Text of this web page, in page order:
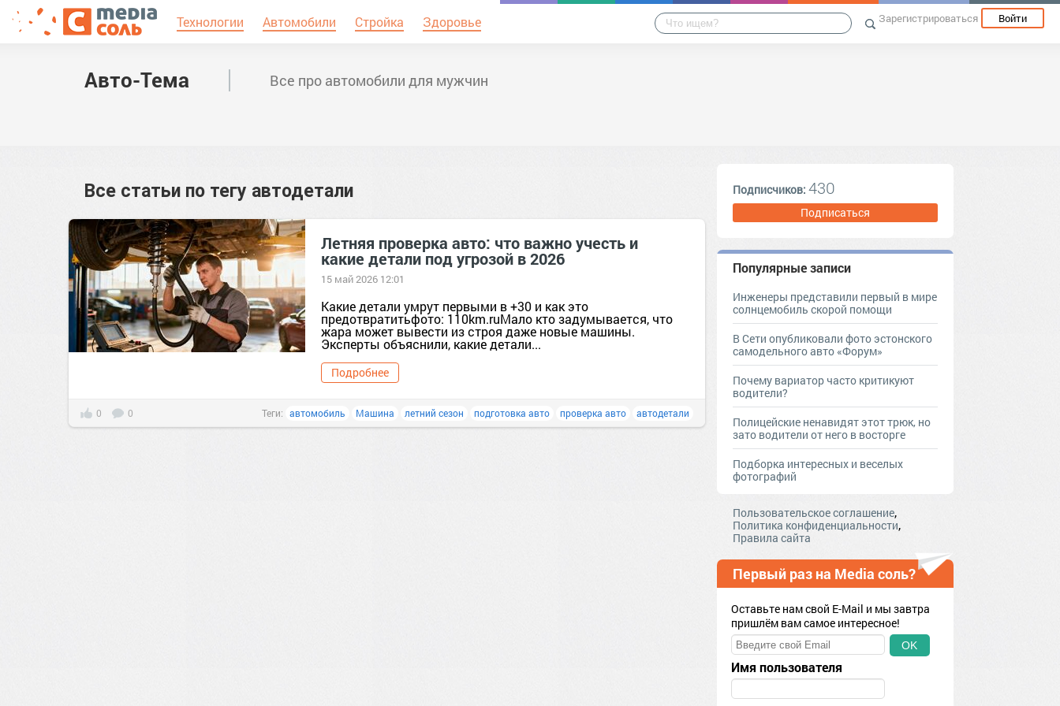
Технологии Автомобили Стройка Здоровье Зарегистрироваться Войти
Авто-Тема Все про автомобили для мужчин
Все статьи по тегу автодетали
Летняя проверка авто: что важно учесть и
какие детали под угрозой в 2026
15 май 2026 12:01
Какие детали умрут первыми в +30 и как это
предотвратитьфото: 110km.ruМало кто задумывается, что
жара может вывести из строя даже новые машины.
Эксперты объяснили, какие детали...
Подробнее
0 0 Теги: автомобиль Машина летний сезон подготовка авто проверка авто автодетали
Подписчиков: 430
Подписаться
Популярные записи
Инженеры представили первый в мире
солнцемобиль скорой помощи
В Сети опубликовали фото эстонского
самодельного авто «Форум»
Почему вариатор часто критикуют
водители?
Полицейские ненавидят этот трюк, но
зато водители от него в восторге
Подборка интересных и веселых
фотографий
Пользовательское соглашение,
Политика конфиденциальности,
Правила сайта
Первый раз на Media соль?
Оставьте нам свой E-Mail и мы завтра
пришлём вам самое интересное!
OK
Имя пользователя